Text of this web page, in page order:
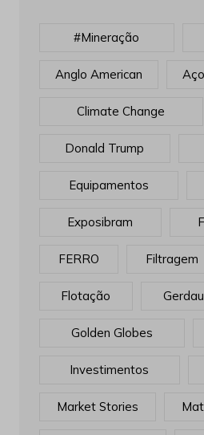
#mineração
Anglo American Aço
Climate Change
Donald Trump
Equipamentos
Exposibram
FERRO Filtragem
Flotação Gerdau
Golden Globes
Investimentos
Market Stories